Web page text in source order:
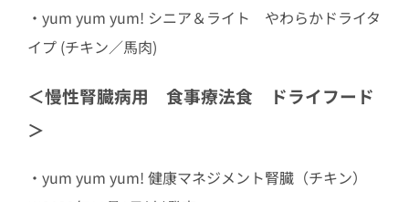
・yum yum yum! シニア＆ライト やわらかドライタ
イプ (チキン／馬肉)
＜慢性腎臓病用 食事療法食 ドライフード
＞
・yum yum yum! 健康マネジメント腎臓（チキン）